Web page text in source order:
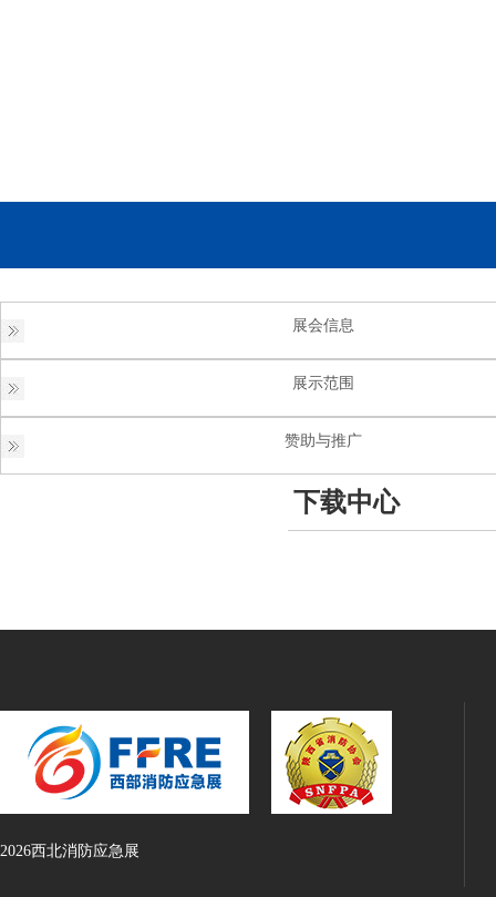
展会信息
展示范围
赞助与推广
下载中心
2026西北消防应急展